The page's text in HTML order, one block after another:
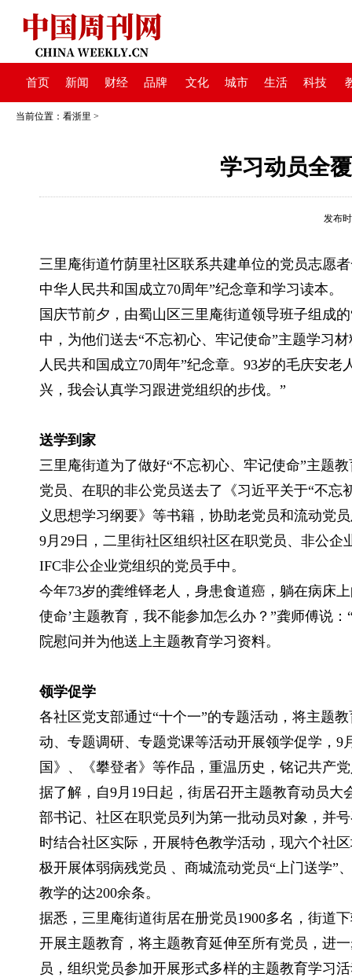
首页 新闻 财经 品牌 文化 城市 生活 科技
当前位置： 看浙里 >
学习动员全
发布
三里庵街道竹荫里社区联系共建单位的党员志愿
中华人民共和国成立70周年”纪念章和学习读本。
国庆节前夕，由蜀山区三里庵街道领导班子组成
中，为他们送去“不忘初心、牢记使命”主题学习
人民共和国成立70周年”纪念章。93岁的毛庆安
兴，我会认真学习跟进党组织的步伐。”
送学到家
三里庵街道为了做好“不忘初心、牢记使命”主题
党员、在职的非公党员送去了《习近平关于“不
义思想学习纲要》等书籍，协助老党员和流动党
9月29日，二里街社区组织社区在职党员、非公
IFC非公企业党组织的党员手中。
今年73岁的龚维铎老人，身患食道癌，躺在病床
使命’主题教育，我不能参加怎么办？”龚师傅说
院慰问并为他送上主题教育学习资料。
领学促学
各社区党支部通过“十个一”的专题活动，将主题
动、专题调研、专题党课等活动开展领学促学，
国》、《攀登者》等作品，重温历史，铭记共产
据了解，自9月19日起，街居召开主题教育动员
部书记、社区在职党员列为第一批动员对象，并
时结合社区实际，开展特色教学活动，现六个社
极开展体弱病残党员 、商城流动党员“上门送学”
教学的达200余条。
据悉，三里庵街道街居在册党员1900多名，街道
开展主题教育，将主题教育延伸至所有党员，进
员，组织党员参加开展形式多样的主题教育学习